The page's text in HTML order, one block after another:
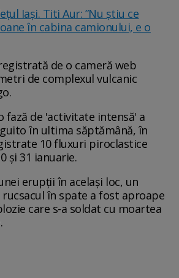
Iași. Titi Aur: ”Nu știu ce
în cabina camionului, e o
de o cameră web
de complexul vulcanic
fază de 'activitate intensă' a
în ultima săptămână, în
10 fluxuri piroclastice
și 31 ianuarie.
erupții în același loc, un
în spate a fost aproape
care s-a soldat cu moartea